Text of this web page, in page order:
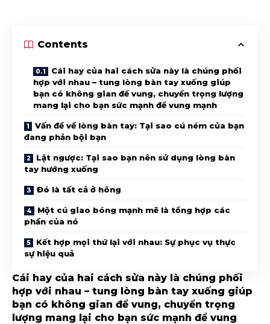
Contents
Cái hay của hai cách sửa này là chúng phối
hợp với nhau – tung lòng bàn tay xuống giúp
bạn có không gian để vung, chuyển trọng lượng
mang lại cho bạn sức mạnh để vung mạnh
Vấn đề về lòng bàn tay: Tại sao cú ném của bạn
đang phản bội bạn
Lật ngược: Tại sao bạn nên sử dụng lòng bàn
tay hướng xuống
Đó là tất cả ở hông
Một cú giao bóng mạnh mẽ là tổng hợp các
phần của nó
Kết hợp mọi thứ lại với nhau: Sự phục vụ thực
sự hiệu quả
Cái hay của hai cách sửa này là chúng phối
hợp với nhau – tung lòng bàn tay xuống giúp
bạn có không gian để vung, chuyển trọng
lượng mang lại cho bạn sức mạnh để vung